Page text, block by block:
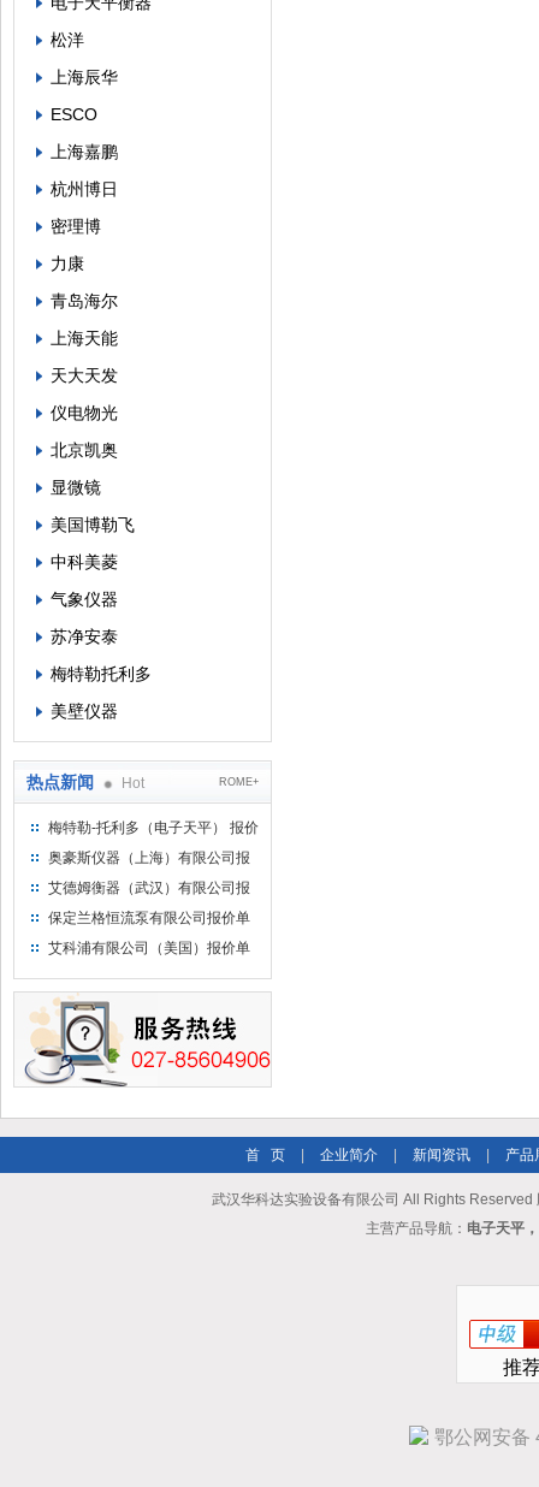
松洋
上海辰华
ESCO
上海嘉鹏
杭州博日
密理博
力康
青岛海尔
上海天能
天大天发
仪电物光
北京凯奥
显微镜
美国博勒飞
中科美菱
气象仪器
苏净安泰
梅特勒托利多
美壁仪器
热点新闻 Hot ROME+
梅特勒-托利多（电子天平） 报价
单
奥豪斯仪器（上海）有限公司报
价单
艾德姆衡器（武汉）有限公司报
价单
保定兰格恒流泵有限公司报价单
艾科浦有限公司（美国）报价单
首 页 企业简介 新闻资讯 产品
武汉华科达实验设备有限公司 All Rights Reserved
主营产品导航： 电子天平
推
鄂公网安备